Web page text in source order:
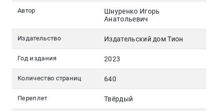
Автор
Шнуренко Игорь
Анатольевич
Издательство Издательский дом Тион
Год издания 2023
Количество страниц 640
Переплет Твёрдый